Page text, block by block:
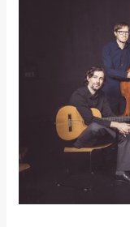
Fashion
Zdravlje
stolom